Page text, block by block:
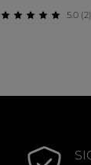
5.0 (2)